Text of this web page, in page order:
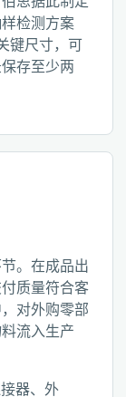
检测方案
键尺寸，可
存至少两
。在成品出
质量符合客
对外购零部
流入生产
器、外